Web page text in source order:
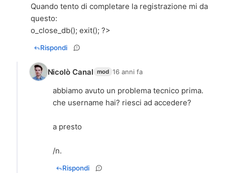
Quando tento di completare la registrazione mi da
questo:
o_close_db(); exit(); ?>
Rispondi
Nicolò Canal mod 16 anni fa
abbiamo avuto un problema tecnico prima.
che username hai? riesci ad accedere?
a presto
/n.
Rispondi